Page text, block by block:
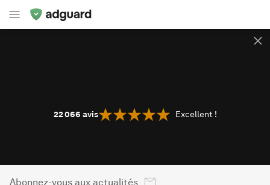
22 066 avis Excellent !
Abonnez-vous aux actualités